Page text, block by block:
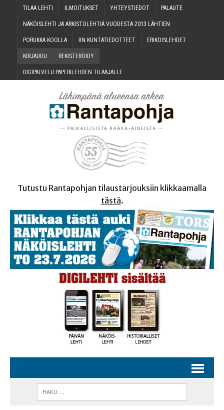
TILAA LEH­TI ILMOI­TUK­SET YHTEYS­TIE­DOT PALAU­TE
NÄKÖIS­LEH­TI JA ARKIS­TO­LEH­TIÄ VUO­DES­TA 2013 LÄHTIEN
PORUK­KA KOOLLA IIN KUN­TA­TIE­DOT­TEET ERI­KOIS­LEH­DET
KIR­JAU­DU REKIS­TE­RÖI­DY
DIGI­PAL­VE­LU PAPE­RI­LEH­DEN TILAAJALLE
Tutustu Rantapohjan tilaustarjouksiin klikkaamalla
tästä.